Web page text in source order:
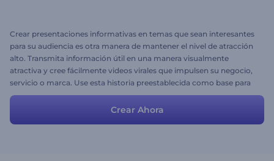
Crear presentaciones informativas en temas que sean interesantes
para su audiencia es otra manera de mantener el nivel de atracción
alto. Transmita información útil en una manera visualmente
atractiva y cree fácilmente videos virales que impulsen su negocio,
servicio o marca. Use esta historia preestablecida como base para
la suya propia; altere las escenas, escriba su texto, escoja los colores
y estilo, cargue sus archivos y ¡haga click en Vista Previa!
Crear Ahora